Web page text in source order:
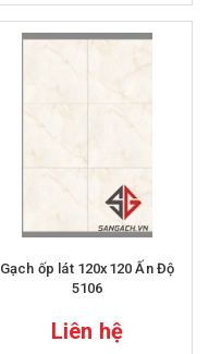
Gạch ốp lát 120x120 Ấn Độ
5106
Liên hệ